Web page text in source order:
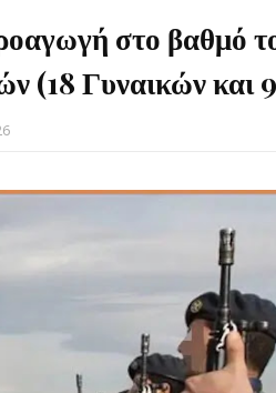
στο βαθμό
(18 Γυναικών